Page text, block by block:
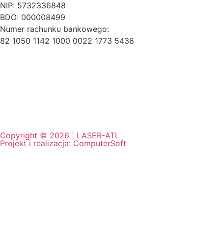
NIP: 5732336848
BDO: 000008499
Numer rachunku bankowego:
82 1050 1142 1000 0022 1773 5436
Copyright © 2026 | LASER-ATL
Projekt i realizacja:ComputerSoft